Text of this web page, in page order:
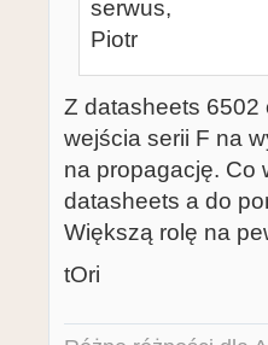
serwus,
Piotr
Z datasheets 6502
wejścia serii F na
na propagację. Co
datasheets a do
Większą rolę na
tOri